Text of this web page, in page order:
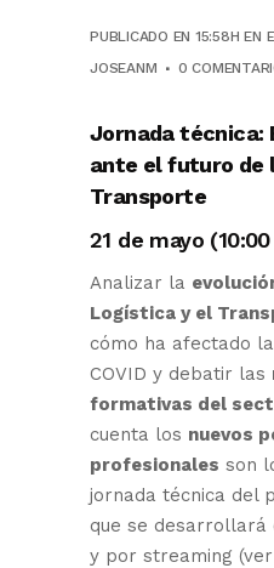
PUBLICADO EN 15:58H EN
JOSEANM
0
Jornada técnica:
ante el futuro de
Transporte
21 de mayo
Analizar la
Logística y el
cómo ha afectado
COVID y debatir las
formativas del
cuenta los nuevos
profesionales son
jornada técnica del
que se
y por streaming